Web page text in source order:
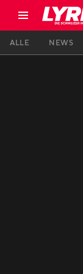
ALLE NEWS